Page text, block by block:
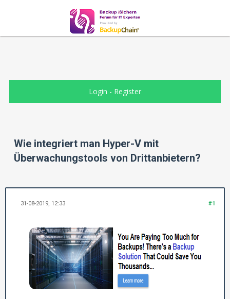
Login - Register
Wie integriert man Hyper-V mit
Überwachungstools von Drittanbietern?
#1
31-08-2019, 12:33